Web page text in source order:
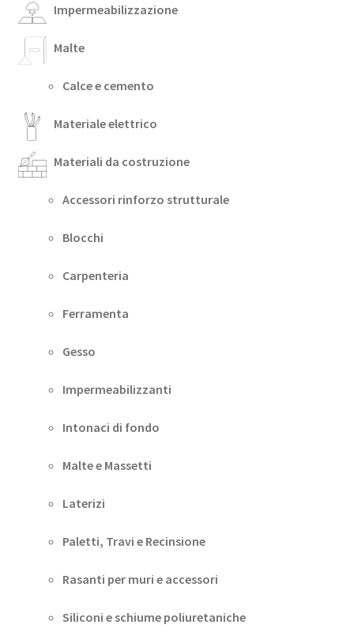
Impermeabilizzazione
Malte
Calce e cemento
Materiale elettrico
Materiali da costruzione
Accessori rinforzo strutturale
Blocchi
Carpenteria
Ferramenta
Gesso
Impermeabilizzanti
Intonaci di fondo
Malte e Massetti
Laterizi
Paletti, Travi e Recinsione
Rasanti per muri e accessori
Siliconi e schiume poliuretaniche